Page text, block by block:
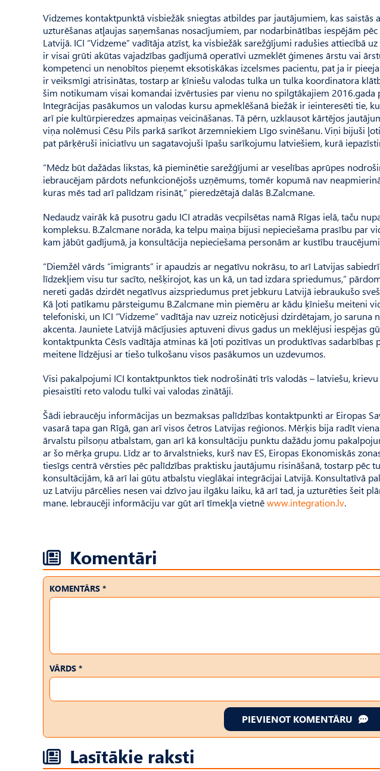
Vidzemes kontaktpunktā visbiežāk sniegtas atbildes par jautājumiem, kas saistās
uzturēšanas atļaujas saņemšanas nosacījumiem, par nodarbinātības iespējām
Latvijā. ICI “Vidzeme” vadītāja atzīst, ka visbiežāk sarežģījumi radušies attiecībā
ir visai grūti akūtas vajadzības gadījumā operatīvi uzmeklēt ģimenes ārstu vai
kompetenci un nenobītos pieņemt eksotiskākas izcelsmes pacientu, pat ja ir
ir veiksmīgi atrisinātas, tostarp ar ķīniešu valodas tulka un tulka koordinatora
šim notikumam visai komandai izvērtusies par vienu no spilgtākajiem 2016.gada
Integrācijas pasākumos un valodas kursu apmeklēšanā biežāk ir ieinteresēti tie,
arī pie kultūrpieredzes apmaiņas veicināšanas. Tā pērn, uzklausot kārtējos
viņa nolēmusi Cēsu Pils parkā sarīkot ārzemniekiem Līgo svinēšanu. Viņi bijuši
pat pārķēruši iniciatīvu un sagatavojuši īpašu sarīkojumu latviešiem, kurā
“Mēdz būt dažādas likstas, kā pieminētie sarežģījumi ar veselības aprūpes
iebraucējam pārdots nefunkcionējošs uzņēmums, tomēr kopumā nav
kuras mēs tad arī palīdzam risināt,” pieredzētajā dalās B.Zalcmane.
Nedaudz vairāk kā pusotru gadu ICI atradās vecpilsētas namā Rīgas ielā, taču
kompleksu. B.Zalcmane norāda, ka tel­pu maiņa bijusi nepieciešama prasību par
kam jābūt gadījumā, ja konsultācija nepieciešama personām ar kustību
“Diemžēl vārds “imigrants” ir ap­audzis ar negatīvu nokrāsu, to arī Latvijas
līdzekļiem visu tur sacīto, nešķirojot, kas un kā, un tad izdara spriedumus,”
nereti gadās dzirdēt negatīvus aizspriedumus pret jebkuru Lat­vijā iebraukušo
Kā ļoti patīkamu pārsteigumu B.Zalc­mane min piemēru ar kādu ķīniešu meiteni
telefoniski, un ICI “Vidzeme” vadītāja nav uzreiz noticējusi dzirdētajam, jo
akcenta. Jau­niete Latvijā mācījusies aptuveni divus gadus un meklējusi iespējas
kontakt­punkta Cēsīs vadītāja atminas kā ļoti pozitīvas un produktīvas sadarbības
meitene līdzējusi ar tiešo tulkošanu visos pasākumos un uzdevumos.
Visi pakalpojumi ICI kontakt­punktos tiek nodrošināti trīs valodās – latviešu,
piesaistīti reto valodu tulki vai valodas zinātāji.
Šādi iebraucēju informācijas un bezmaksas palīdzības kontakt­punkti ar Eiropas
vasarā tapa gan Rīgā, gan arī visos četros Latvijas reģionos. Mērķis bija radīt
ārvalstu pilsoņu atbalstam, gan arī kā konsultāciju punktu dažādu jomu
ar šo mērķa grupu. Līdz ar to ārvalstnieks, kurš nav ES, Eiropas Ekonomiskās
tiesīgs centrā vērs­ties pēc palīdzības praktisku jautājumu risināšanā, tostarp pēc
konsultācijām, kā arī lai gūtu atbalstu vieglākai integrācijai Latvijā. Konsultatīvā
uz Latviju pārcēlies nesen vai dzīvo jau ilgāku laiku, kā arī tad, ja uzturēties šeit
mane. Iebraucēji informāciju var gūt arī tīmekļa vietnēwww.integration.lv.
Komentāri
KOMENTĀRS *
VĀRDS *
PIEVIENOT KOMENTĀRU
Lasītākie raksti